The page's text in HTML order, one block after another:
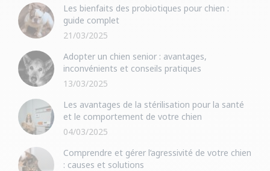
Les bienfaits des probiotiques pour chien :
guide complet
21/03/2025
Adopter un chien senior : avantages,
inconvénients et conseils pratiques
13/03/2025
Les avantages de la stérilisation pour la santé
et le comportement de votre chien
04/03/2025
Comprendre et gérer l’agressivité de votre chien
: causes et solutions